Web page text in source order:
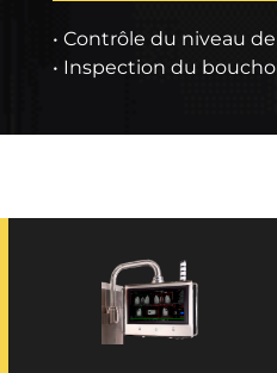
• Contrôle du niveau
• Inspection du